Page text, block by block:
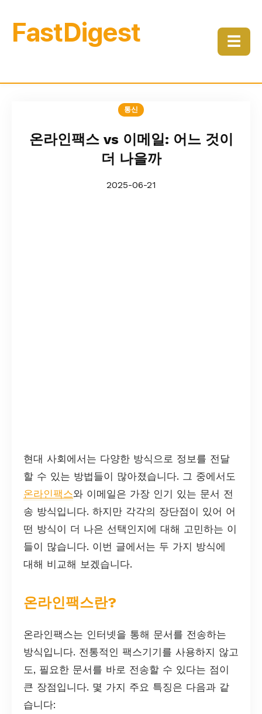
FastDigest ☰
통신
온라인팩스 vs 이메일: 어느 것이
더 나을까
2025-06-21
현대 사회에서는 다양한 방식으로 정보를 전달
할 수 있는 방법들이 많아졌습니다. 그 중에서도
온라인팩스와 이메일은 가장 인기 있는 문서 전
송 방식입니다. 하지만 각각의 장단점이 있어 어
떤 방식이 더 나은 선택인지에 대해 고민하는 이
들이 많습니다. 이번 글에서는 두 가지 방식에
대해 비교해 보겠습니다.
온라인팩스란?
온라인팩스는 인터넷을 통해 문서를 전송하는
방식입니다. 전통적인 팩스기기를 사용하지 않고
도, 필요한 문서를 바로 전송할 수 있다는 점이
큰 장점입니다. 몇 가지 주요 특징은 다음과 같
습니다: